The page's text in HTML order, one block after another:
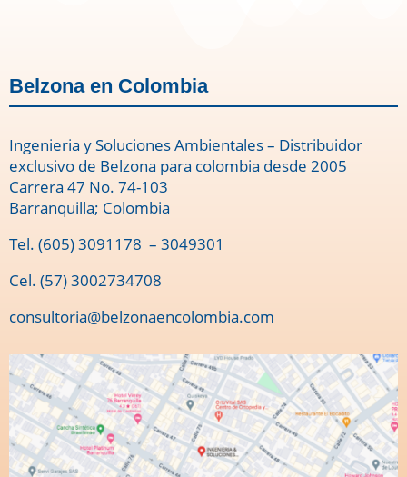
Belzona en Colombia
Ingenieria y Soluciones Ambientales – Distribuidor
exclusivo de Belzona para colombia desde 2005
Carrera 47 No. 74-103
Barranquilla; Colombia
Tel. (605) 3091178 – 3049301
Cel. (57) 3002734708
consultoria@belzonaencolombia.com